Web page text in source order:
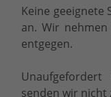
Keine geeignete
an. Wir
entgegen.
Unaufgefordert
senden wir nicht